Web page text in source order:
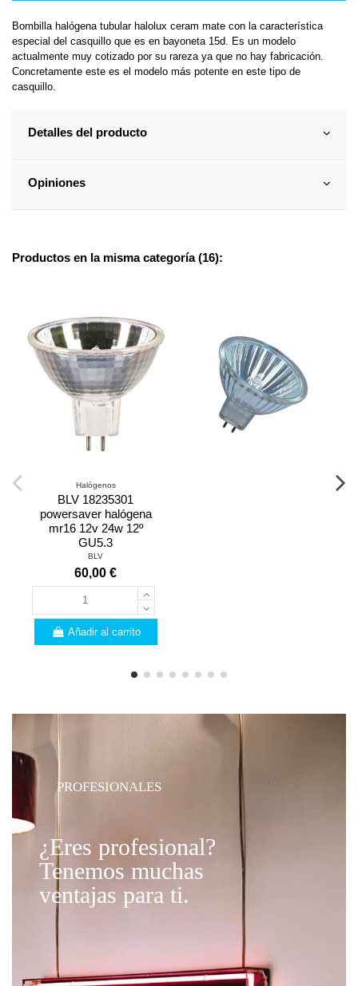
Bombilla halógena tubular halolux ceram mate con la característica
especial del casquillo que es en bayoneta 15d. Es un modelo
actualmente muy cotizado por su rareza ya que no hay fabricación.
Concretamente este es el modelo más potente en este tipo de
casquillo.
Detalles del producto
Opiniones
Productos en la misma categoría (16):
Halógenos
BLV 18235301
powersaver halógena
mr16 12v 24w 12º
GU5.3
BLV
60,00 €
Añadir al carrito
PROFESIONALES
¿Eres profesional?
Tenemos muchas
ventajas para ti.